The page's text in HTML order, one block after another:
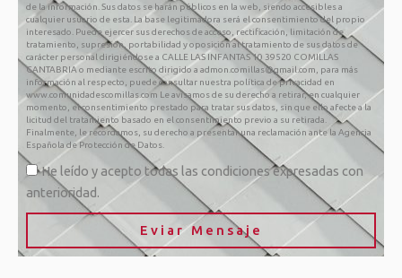
de la información. Sus datos se harán públicos en la web, siendo accesibles a
cualquier usuario de esta. La base legitimadora será el consentimiento del propio
interesado. Puede ejercer sus derechos de acceso, rectificación, limitación de
tratamiento, supresión, portabilidad y oposición al tratamiento de sus datos de
carácter personal dirigiéndose a CALLE LAS INFANTAS 10 39520 COMILLAS
CANTABRIA o mediante escrito dirigido a admon.comillas@gmail.com, para más
información al respecto, puede consultar nuestra política de privacidad en
www.comunidadescomillas.com Le avisamos de su derecho a retirar, en cualquier
momento, el consentimiento prestado para tratar sus datos, sin que ello afecte a la
licitud del tratamiento basado en el consentimiento previo a su retirada.
Finalmente, le recordamos, su derecho a presentar una reclamación ante la Agencia
Española de Protección de Datos.
He leído y acepto todas las condiciones expresadas con
anterioridad.
Eviar Mensaje